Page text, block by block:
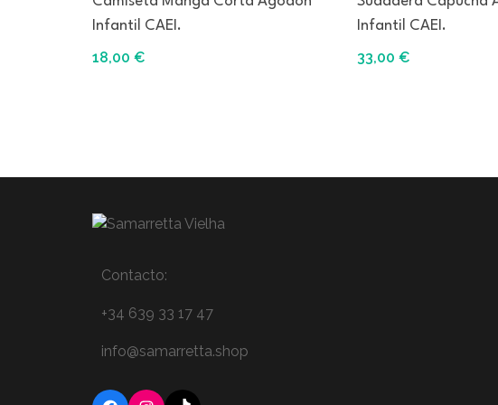
Infantil CAEI.
18,00 €
Infantil CAEI.
33,00 €
Contacto:
+34 639 33 17 47
info@samarretta.shop
Facebook
Instagram
TikTok